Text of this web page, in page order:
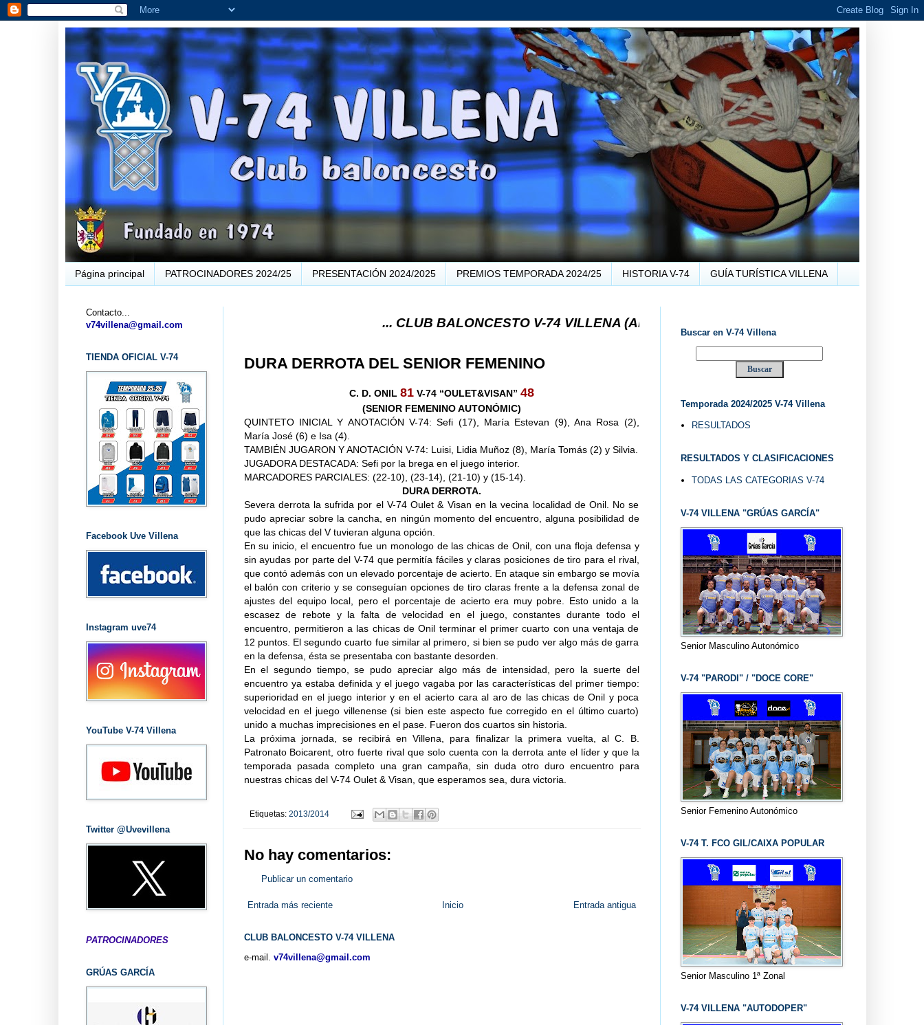
Página principal PATROCINADORES 2024/25 PRESENTACIÓN 2024/2025 PREMIOS TEMPORADA 2024/25 HISTORIA V-74 GUÍA TURÍSTICA VILLENA
... CLUB BALONCESTO V-74 VILLENA (ALICANTE) ... V-74 VILLENA DESDE 1.974 ... EL "UVE" ...
DURA DERROTA DEL SENIOR FEMENINO
C. D. ONIL 81V-74 “OULET&VISAN” 48
(SENIOR FEMENINO AUTONÓMIC)
QUINTETO INICIAL Y ANOTACIÓN V-74: Sefi (17), María Estevan (9), Ana Rosa (2),
María José (6) e Isa (4).
TAMBIÉN JUGARON Y ANOTACIÓN V-74: Luisi, Lidia Muñoz (8), María Tomás (2) y Silvia.
JUGADORA DESTACADA: Sefi por la brega en el juego interior.
MARCADORES PARCIALES: (22-10), (23-14), (21-10) y (15-14).
DURA DERROTA.
Severa derrota la sufrida por el V-74 Oulet & Visan en la vecina localidad de Onil. No se
pudo apreciar sobre la cancha, en ningún momento del encuentro, alguna posibilidad de
que las chicas del V tuvieran alguna opción.
En su inicio, el encuentro fue un monologo de las chicas de Onil, con una floja defensa y
sin ayudas por parte del V-74 que permitía fáciles y claras posiciones de tiro para el rival,
que contó además con un elevado porcentaje de acierto. En ataque sin embargo se movía
el balón con criterio y se conseguían opciones de tiro claras frente a la defensa zonal de
ajustes del equipo local, pero el porcentaje de acierto era muy pobre. Esto unido a la
escasez de rebote y la falta de velocidad en el juego, constantes durante todo el
encuentro, permitieron a las chicas de Onil terminar el primer cuarto con una ventaja de
12 puntos. El segundo cuarto fue similar al primero, si bien se pudo ver algo más de garra
en la defensa, ésta se presentaba con bastante desorden.
En el segundo tiempo, se pudo apreciar algo más de intensidad, pero la suerte del
encuentro ya estaba definida y el juego vagaba por las características del primer tiempo:
superioridad en el juego interior y en el acierto cara al aro de las chicas de Onil y poca
velocidad en el juego villenense (si bien este aspecto fue corregido en el último cuarto)
unido a muchas imprecisiones en el pase. Fueron dos cuartos sin historia.
La próxima jornada, se recibirá en Villena, para finalizar la primera vuelta, al C. B.
Patronato Boicarent, otro fuerte rival que solo cuenta con la derrota ante el líder y que la
temporada pasada completo una gran campaña, sin duda otro duro encuentro para
nuestras chicas del V-74 Oulet & Visan, que esperamos sea, dura victoria.
Etiquetas: 2013/2014
No hay comentarios:
Publicar un comentario
Entrada más reciente Entrada antigua
Inicio
CLUB BALONCESTO V-74 VILLENA
e-mail. v74villena@gmail.com
Contacto...
v74villena@gmail.com
TIENDA OFICIAL V-74
Facebook Uve Villena
Instagram uve74
YouTube V-74 Villena
Twitter @Uvevillena
PATROCINADORES
GRÚAS GARCÍA
Buscar en V-74 Villena
Temporada 2024/2025 V-74 Villena
RESULTADOS
RESULTADOS Y CLASIFICACIONES
TODAS LAS CATEGORIAS V-74
V-74 VILLENA "GRÚAS GARCÍA"
Senior Masculino Autonómico
V-74 "PARODI" / "DOCE CORE"
Senior Femenino Autonómico
V-74 T. FCO GIL/CAIXA POPULAR
Senior Masculino 1ª Zonal
V-74 VILLENA "AUTODOPER"